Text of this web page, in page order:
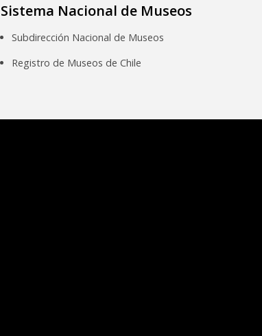
Sistema Nacional de Museos
Subdirección Nacional de Museos
Registro de Museos de Chile